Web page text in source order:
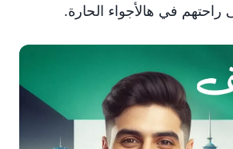
في هالأجواء الحارة.